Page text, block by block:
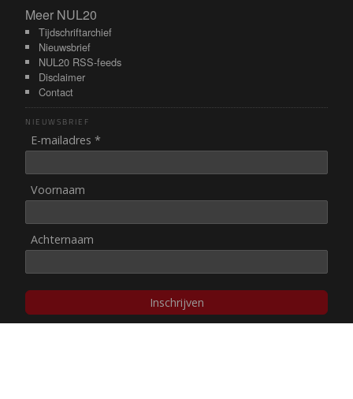
Meer NUL20
Meer NUL20
Tijdschriftarchief
Nieuwsbrief
NUL20 RSS-feeds
Disclaimer
Contact
NIEUWSBRIEF
E-mailadres *
Voornaam
Achternaam
Inschrijven